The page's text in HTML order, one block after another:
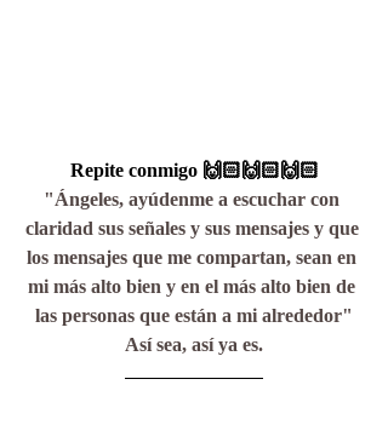
Repite conmigo 🙌🏻🙌🏻🙌🏻
"Ángeles, ayúdenme a escuchar con
claridad sus señales y sus mensajes y que
los mensajes que me compartan, sean en
mi más alto bien y en el más alto bien de
las personas que están a mi alrededor"
Así sea, así ya es.